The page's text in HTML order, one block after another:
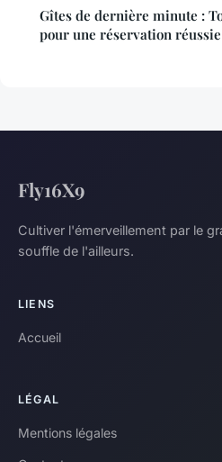
Gîtes de dernière minute :
pour une réservation
Fly16X9
Cultiver l'émerveillement par le
souffle de l'ailleurs.
LIENS
Accueil
LÉGAL
Mentions légales